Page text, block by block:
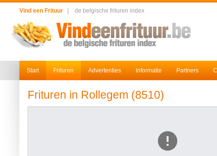
Vind een Frituur de belgische frituren index
Start Frituren Advertenties Informatie Partners
Frituren in Rollegem (8510)